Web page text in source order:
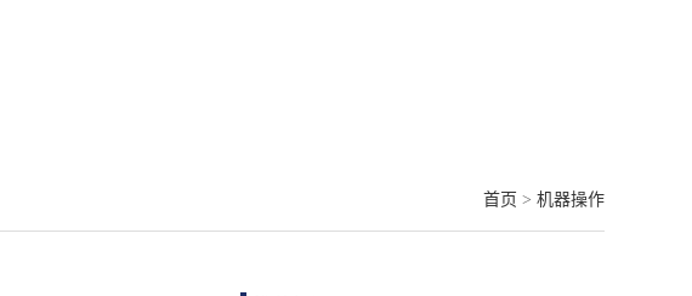
首页 > 机器操作